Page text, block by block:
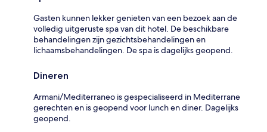
Gasten kunnen lekker genieten van een bezoek aan de
volledig uitgeruste spa van dit hotel. De beschikbare
behandelingen zijn gezichtsbehandelingen en
lichaamsbehandelingen. De spa is dagelijks geopend.
Dineren
Armani/Mediterraneo is gespecialiseerd in Mediterrane
gerechten en is geopend voor lunch en diner. Dagelijks
geopend.